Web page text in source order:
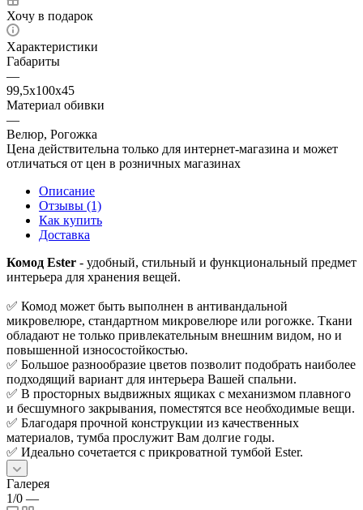
Хочу в подарок
Характеристики
Габариты
—
99,5х100х45
Материал обивки
—
Велюр, Рогожка
Цена действительна только для интернет-магазина и может
отличаться от цен в розничных магазинах
Описание
Отзывы (1)
Как купить
Доставка
Комод Ester - удобный, стильный и функциональный предмет
интерьера для хранения вещей.
✅ Комод может быть выполнен в антивандальной
микровелюре, стандартном микровелюре или рогожке. Ткани
обладают не только привлекательным внешним видом, но и
повышенной износостойкостью.
✅ Большое разнообразие цветов позволит подобрать наиболее
подходящий вариант для интерьера Вашей спальни.
✅ В просторных выдвижных ящиках с механизмом плавного
и бесшумного закрывания, поместятся все необходимые вещи.
✅ Благодаря прочной конструкции из качественных
материалов, тумба прослужит Вам долгие годы.
✅ Идеально сочетается с прикроватной тумбой Ester.
Галерея
1/0 —